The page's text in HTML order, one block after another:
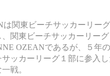
は関東ビーチサッカーリー
、関東ビーチサッカーリー
OZEANであるが、５年
ッカーリーグ１部に参入
戦。